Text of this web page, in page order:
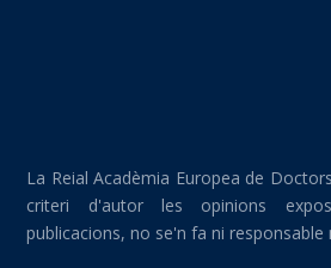
La Reial Acadèmia Europea de
criteri d'autor les opinions
publicacions, no se'n fa ni responsable